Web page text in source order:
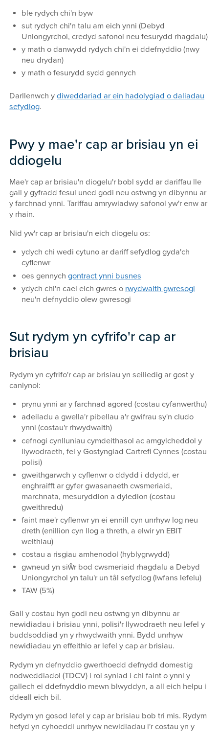
ble rydych chi'n byw
sut rydych chi'n talu am eich ynni (Debyd
Uniongyrchol, credyd safonol neu fesurydd rhagdalu)
y math o danwydd rydych chi'n ei ddefnyddio (nwy
neu drydan)
y math o fesurydd sydd gennych
Darllenwch ydiweddariad ar ein hadolygiad o daliadau
sefydlog.
Pwy y mae'r cap ar brisiau yn ei
ddiogelu
Mae'r cap ar brisiau'n diogelu'r bobl sydd ar dariffau lle
gall y gyfradd fesul uned godi neu ostwng yn dibynnu ar
y farchnad ynni. Tariffau amrywiadwy safonol yw'r enw ar
y rhain.
Nid yw'r cap ar brisiau'n eich diogelu os:
ydych chi wedi cytuno ar dariff sefydlog gyda'ch
cyflenwr
oes gennych gontract ynni busnes
ydych chi'n cael eich gwres o rwydwaith gwresogi
neu'n defnyddio olew gwresogi
Sut rydym yn cyfrifo'r cap ar
brisiau
Rydym yn cyfrifo'r cap ar brisiau yn seiliedig ar gost y
canlynol:
prynu ynni ar y farchnad agored (costau cyfanwerthu)
adeiladu a gwella'r pibellau a'r gwifrau sy'n cludo
ynni (costau'r rhwydwaith)
cefnogi cynlluniau cymdeithasol ac amgylcheddol y
llywodraeth, fel y Gostyngiad Cartrefi Cynnes (costau
polisi)
gweithgarwch y cyflenwr o ddydd i ddydd, er
enghraifft ar gyfer gwasanaeth cwsmeriaid,
marchnata, mesuryddion a dyledion (costau
gweithredu)
faint mae'r cyflenwr yn ei ennill cyn unrhyw log neu
dreth (enillion cyn llog a threth, a elwir yn EBIT
weithiau)
costau a risgiau amhenodol (hyblygrwydd)
gwneud yn siŵr bod cwsmeriaid rhagdalu a Debyd
Uniongyrchol yn talu'r un tâl sefydlog (lwfans lefelu)
TAW (5%)
Gall y costau hyn godi neu ostwng yn dibynnu ar
newidiadau i brisiau ynni, polisi'r llywodraeth neu lefel y
buddsoddiad yn y rhwydwaith ynni. Bydd unrhyw
newidiadau yn effeithio ar lefel y cap ar brisiau.
Rydym yn defnyddio gwerthoedd defnydd domestig
nodweddiadol (TDCV) i roi syniad i chi faint o ynni y
gallech ei ddefnyddio mewn blwyddyn, a all eich helpu i
ddeall eich bil.
Rydym yn gosod lefel y cap ar brisiau bob tri mis. Rydym
hefyd yn cyhoeddi unrhyw newidiadau i'r costau yn y